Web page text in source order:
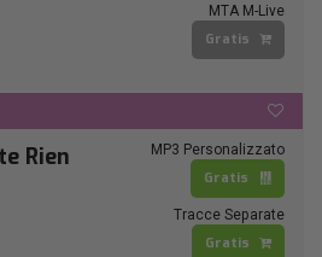
MTA M-Live
Gratis
Rien MP3 Personalizzato
Gratis
Tracce Separate
Gratis